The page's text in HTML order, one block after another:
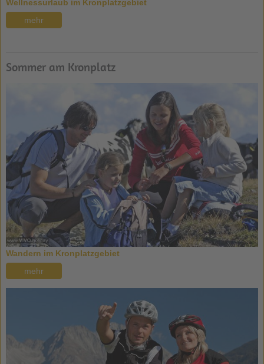
Wellnessurlaub im Kronplatzgebiet
mehr
Sommer am Kronplatz
Wandern im Kronplatzgebiet
mehr